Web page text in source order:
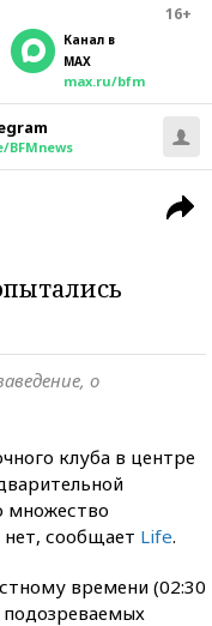
16+
Канал в
MAX
max.ru/bfm
BFMnews
о
клуба в центре
множество
сообщает Life.
времени (02:30
подозреваемых